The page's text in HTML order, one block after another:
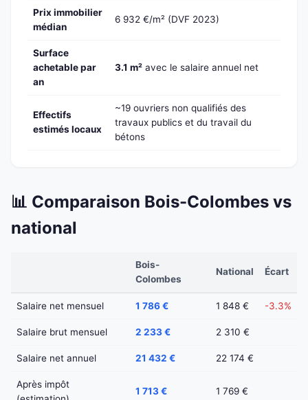
Prix immobilier
médian
6 932 €/m² (DVF 2023)
Surface
achetable par
an
3.1 m² avec le salaire annuel net
Effectifs
estimés locaux
~19 ouvriers non qualifiés des
travaux publics et du travail du
bétons
📊 Comparaison Bois-Colombes vs
national
Bois-
Colombes
National Écart
Salaire net mensuel 1 786 € 1 848 € -3.3%
Salaire brut mensuel 2 233 € 2 310 €
Salaire net annuel 21 432 € 22 174 €
Après impôt
1 713 € 1 769 €